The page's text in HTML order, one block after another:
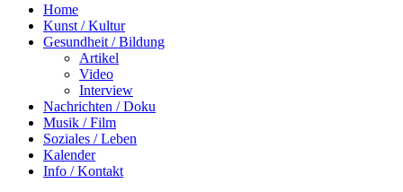
Home
Kunst / Kultur
Gesundheit / Bildung
Artikel
Video
Interview
Nachrichten / Doku
Musik / Film
Soziales / Leben
Kalender
Info / Kontakt